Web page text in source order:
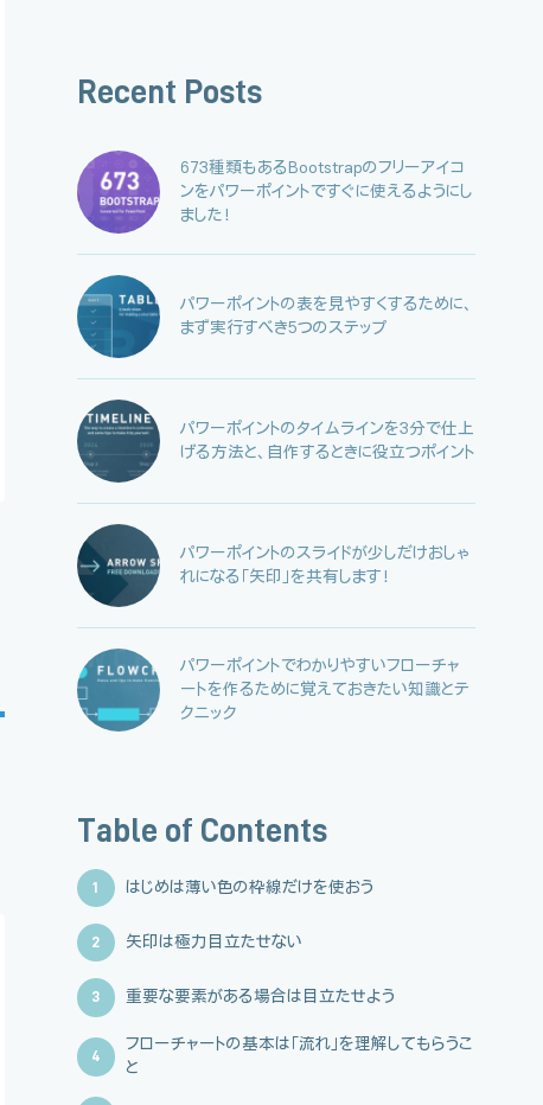
Recent Posts
673種類もあるBootstrapのフリーアイコ
ンをパワーポイントですぐに使えるようにし
ました！
パワーポイントの表を見やすくするために、
まず実行すべき5つのステップ
パワーポイントのタイムラインを3分で仕上
げる方法と、自作するときに役立つポイント
パワーポイントのスライドが少しだけおしゃ
れになる「矢印」を共有します！
パワーポイントでわかりやすいフローチャ
ートを作るために覚えておきたい知識とテ
クニック
Table of Contents
1 はじめは薄い色の枠線だけを使おう
2 矢印は極力目立たせない
3 重要な要素がある場合は目立たせよう
4
フローチャートの基本は「流れ」を理解してもらうこ
と